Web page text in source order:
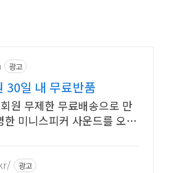
광고
30일 내 무료반품
원 무제한 무료배송으로 만
미니스피커 사운드를 오늘
광고